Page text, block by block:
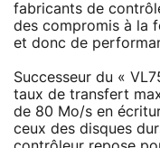
fabricants de
des compromis à la
et donc de
Successeur du «
taux de transfert
de 80 Mo/s en
ceux des disques